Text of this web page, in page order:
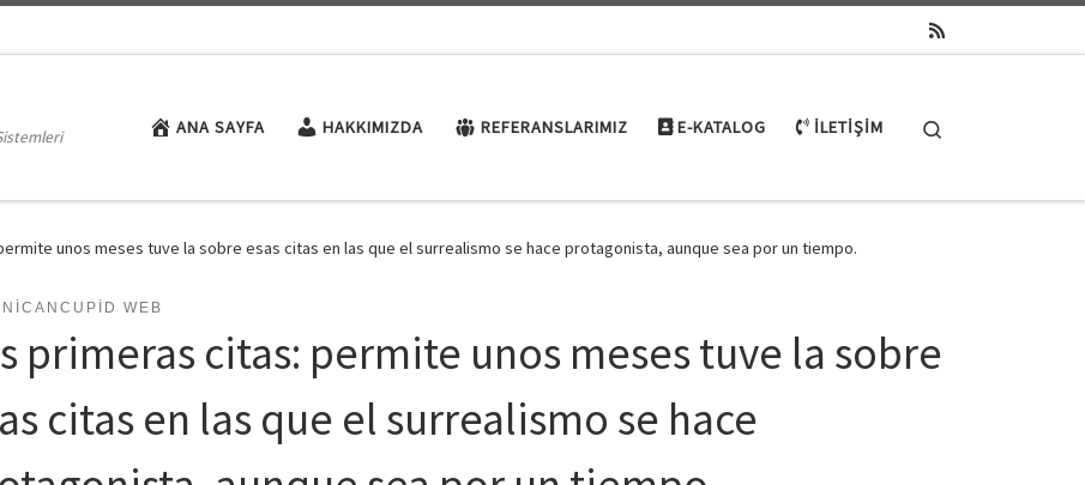
ANA SAYFA HAKKIMIZDA REFERANSLARIMIZ E-KATALOG İLETIŞIM
unos meses tuve la sobre esas citas en las que el surrealismo se hace protagonista, aunque sea por un tiempo.
WEB
primeras citas: permite unos meses tuve la sobre
citas en las que el surrealismo se hace